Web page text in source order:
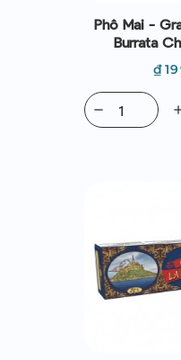
Phô Mai -
Burrata
remove